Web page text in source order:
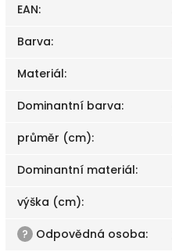
EAN:
Barva:
Materiál:
Dominantní barva:
průměr (cm):
Dominantní materiál:
výška (cm):
? Odpovědná osoba: